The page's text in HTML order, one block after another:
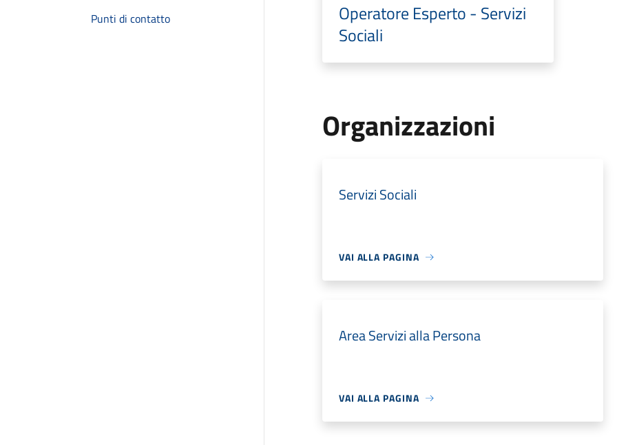
Punti di contatto
Operatore Esperto - Servizi
Sociali
Organizzazioni
Servizi Sociali
VAI ALLA PAGINA
Area Servizi alla Persona
VAI ALLA PAGINA